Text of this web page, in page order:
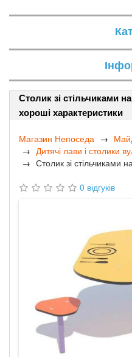
Столик зі стільчиками
хороші характеристики
Магазин Непоседа
Дитячі лави і столики
Столик зі стільчиками
0 відгуків